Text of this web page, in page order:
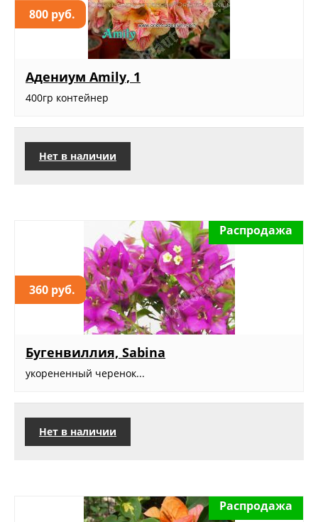
800 руб.
Адениум Amily, 1
400гр контейнер
Нет в наличии
360 руб.
Распродажа
Бугенвиллия, Sabina
укорененный черенок...
Нет в наличии
Распродажа